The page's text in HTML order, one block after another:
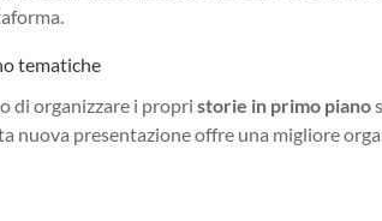
tematiche
di organizzare i propristorie in primo piano
nuova presentazione offre una migliore